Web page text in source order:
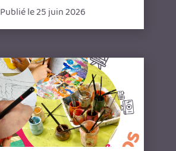
Publié le 25 juin 2026